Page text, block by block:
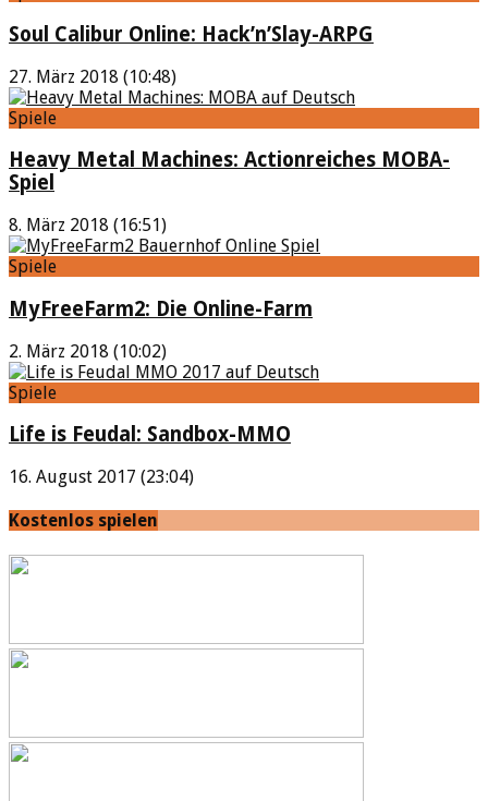
Soul Calibur Online: Hack’n’Slay-ARPG
27. März 2018 (10:48)
Spiele
Heavy Metal Machines: Actionreiches MOBA-
Spiel
8. März 2018 (16:51)
Spiele
MyFreeFarm2: Die Online-Farm
2. März 2018 (10:02)
Spiele
Life is Feudal: Sandbox-MMO
16. August 2017 (23:04)
Kostenlos spielen